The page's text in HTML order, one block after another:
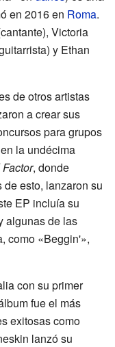
en 2016 en Roma.
Victoria
y Ethan
de otros artistas
a crear sus
para grupos
la undécima
, donde
esto, lanzaron su
EP incluía su
algunas de las
como «Beggin'»,
con su primer
fue el más
exitosas como
lanzó su